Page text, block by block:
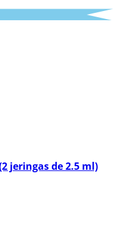
jeringas de 2.5 ml)